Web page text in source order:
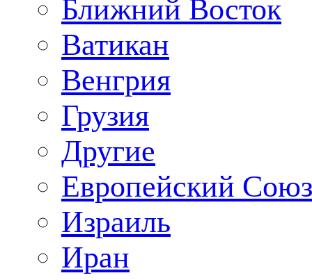
Ближний Восток
Ватикан
Венгрия
Грузия
Другие
Европейский Союз
Израиль
Иран